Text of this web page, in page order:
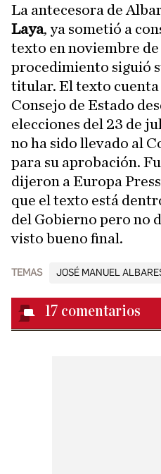
La antecesora de
Laya, ya sometió a
texto en noviembre
procedimiento siguió
titular. El texto cuenta
Consejo de Estado
elecciones del 23 de
no ha sido llevado al
para su aprobación.
dijeron a Europa
que el texto está
del Gobierno pero no
visto bueno final.
TEMAS JOSÉ MANUEL
17 comentarios